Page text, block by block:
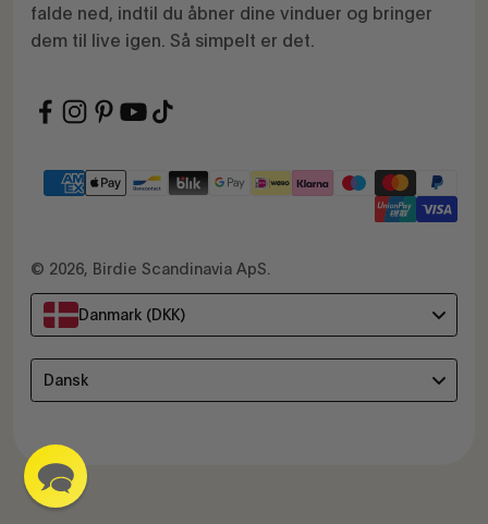
falde ned, indtil du åbner dine vinduer og bringer
dem til live igen. Så simpelt er det.
© 2026, Birdie Scandinavia ApS.
Danmark (DKK)
Language
Dansk